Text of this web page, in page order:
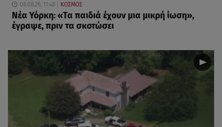
06.08.26, 11:48 ΚΟΣΜΟΣ
Νέα Υόρκη: «Τα παιδιά έχουν μια μικρή ίωση»,
έγραψε, πριν τα σκοτώσει